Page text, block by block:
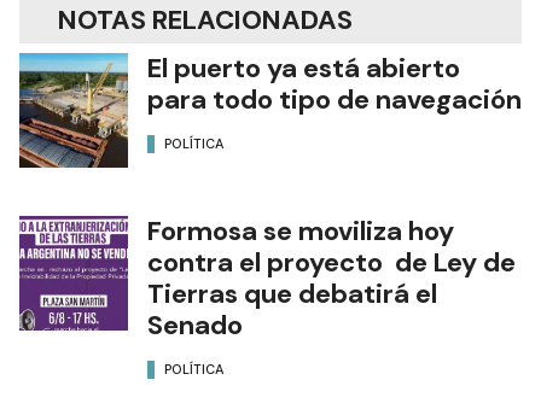
NOTAS RELACIONADAS
El puerto ya está abierto
para todo tipo de navegación
POLÍTICA
Formosa se moviliza hoy
contra el proyecto de Ley de
Tierras que debatirá el
Senado
POLÍTICA